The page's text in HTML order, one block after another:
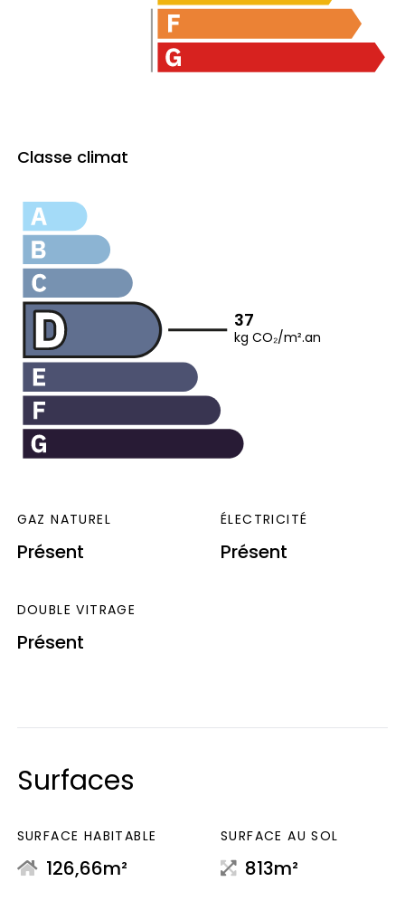
Classe climat
37
kg CO₂/m².an
GAZ NATUREL
Présent
ÉLECTRICITÉ
Présent
DOUBLE VITRAGE
Présent
Surfaces
SURFACE HABITABLE
126,66m²
SURFACE AU SOL
813m²